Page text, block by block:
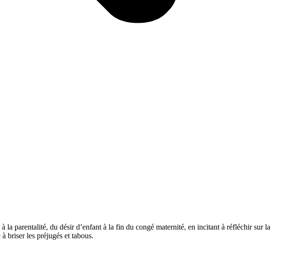
parentalité, du désir d’enfant à la fin du congé maternité, en incitant à réfléchir sur la
briser les préjugés et tabous.